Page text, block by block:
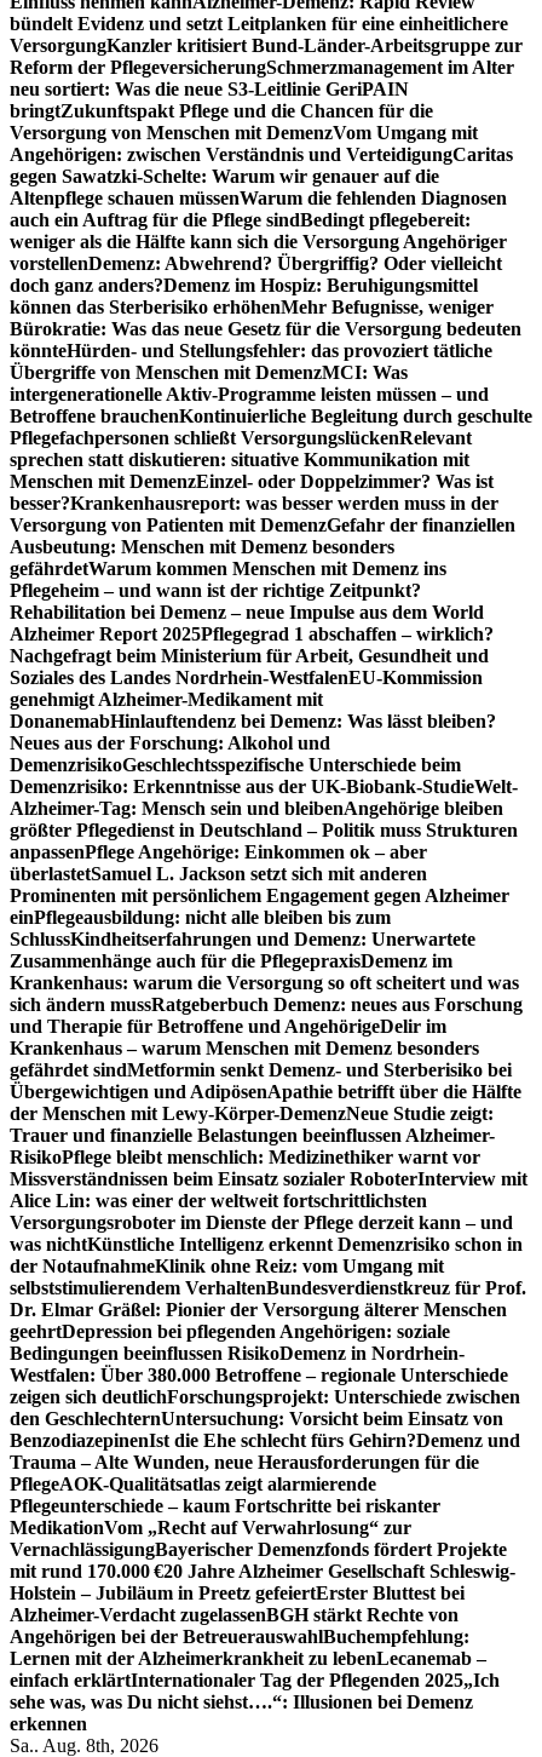
bündelt Evidenz und setzt Leitplanken für eine einheitlichere
VersorgungKanzler kritisiert Bund-Länder-Arbeitsgruppe zur
Reform der PflegeversicherungSchmerzmanagement im Alter
neu sortiert: Was die neue S3-Leitlinie GeriPAIN
bringtZukunftspakt Pflege und die Chancen für die
Versorgung von Menschen mit DemenzVom Umgang mit
Angehörigen: zwischen Verständnis und VerteidigungCaritas
gegen Sawatzki-Schelte: Warum wir genauer auf die
Altenpflege schauen müssenWarum die fehlenden Diagnosen
auch ein Auftrag für die Pflege sindBedingt pflegebereit:
weniger als die Hälfte kann sich die Versorgung Angehöriger
vorstellenDemenz: Abwehrend? Übergriffig? Oder vielleicht
doch ganz anders?Demenz im Hospiz: Beruhigungsmittel
können das Sterberisiko erhöhenMehr Befugnisse, weniger
Bürokratie: Was das neue Gesetz für die Versorgung bedeuten
könnteHürden- und Stellungsfehler: das provoziert tätliche
Übergriffe von Menschen mit DemenzMCI: Was
intergenerationelle Aktiv-Programme leisten müssen – und
Betroffene brauchenKontinuierliche Begleitung durch geschulte
Pflegefachpersonen schließt VersorgungslückenRelevant
sprechen statt diskutieren: situative Kommunikation mit
Menschen mit DemenzEinzel- oder Doppelzimmer? Was ist
besser?Krankenhausreport: was besser werden muss in der
Versorgung von Patienten mit DemenzGefahr der finanziellen
Ausbeutung: Menschen mit Demenz besonders
gefährdetWarum kommen Menschen mit Demenz ins
Pflegeheim – und wann ist der richtige Zeitpunkt?
Rehabilitation bei Demenz – neue Impulse aus dem World
Alzheimer Report 2025Pflegegrad 1 abschaffen – wirklich?
Nachgefragt beim Ministerium für Arbeit, Gesundheit und
Soziales des Landes Nordrhein-WestfalenEU-Kommission
genehmigt Alzheimer-Medikament mit
DonanemabHinlauftendenz bei Demenz: Was lässt bleiben?
Neues aus der Forschung: Alkohol und
DemenzrisikoGeschlechtsspezifische Unterschiede beim
Demenzrisiko: Erkenntnisse aus der UK-Biobank-StudieWelt-
Alzheimer-Tag: Mensch sein und bleibenAngehörige bleiben
größter Pflegedienst in Deutschland – Politik muss Strukturen
anpassenPflege Angehörige: Einkommen ok – aber
überlastetSamuel L. Jackson setzt sich mit anderen
Prominenten mit persönlichem Engagement gegen Alzheimer
einPflegeausbildung: nicht alle bleiben bis zum
SchlussKindheitserfahrungen und Demenz: Unerwartete
Zusammenhänge auch für die PflegepraxisDemenz im
Krankenhaus: warum die Versorgung so oft scheitert und was
sich ändern mussRatgeberbuch Demenz: neues aus Forschung
und Therapie für Betroffene und AngehörigeDelir im
Krankenhaus – warum Menschen mit Demenz besonders
gefährdet sindMetformin senkt Demenz- und Sterberisiko bei
Übergewichtigen und AdipösenApathie betrifft über die Hälfte
der Menschen mit Lewy-Körper-DemenzNeue Studie zeigt:
Trauer und finanzielle Belastungen beeinflussen Alzheimer-
RisikoPflege bleibt menschlich: Medizinethiker warnt vor
Missverständnissen beim Einsatz sozialer RoboterInterview mit
Alice Lin: was einer der weltweit fortschrittlichsten
Versorgungsroboter im Dienste der Pflege derzeit kann – und
was nichtKünstliche Intelligenz erkennt Demenzrisiko schon in
der NotaufnahmeKlinik ohne Reiz: vom Umgang mit
selbststimulierendem VerhaltenBundesverdienstkreuz für Prof.
Dr. Elmar Gräßel: Pionier der Versorgung älterer Menschen
geehrtDepression bei pflegenden Angehörigen: soziale
Bedingungen beeinflussen RisikoDemenz in Nordrhein-
Westfalen: Über 380.000 Betroffene – regionale Unterschiede
zeigen sich deutlichForschungsprojekt: Unterschiede zwischen
den GeschlechternUntersuchung: Vorsicht beim Einsatz von
BenzodiazepinenIst die Ehe schlecht fürs Gehirn?Demenz und
Trauma – Alte Wunden, neue Herausforderungen für die
PflegeAOK-Qualitätsatlas zeigt alarmierende
Pflegeunterschiede – kaum Fortschritte bei riskanter
MedikationVom „Recht auf Verwahrlosung“ zur
VernachlässigungBayerischer Demenzfonds fördert Projekte
mit rund 170.000 €20 Jahre Alzheimer Gesellschaft Schleswig-
Holstein – Jubiläum in Preetz gefeiertErster Bluttest bei
Alzheimer-Verdacht zugelassenBGH stärkt Rechte von
Angehörigen bei der BetreuerauswahlBuchempfehlung:
Lernen mit der Alzheimerkrankheit zu lebenLecanemab –
einfach erklärtInternationaler Tag der Pflegenden 2025„Ich
sehe was, was Du nicht siehst….“: Illusionen bei Demenz
erkennen
Sa.. Aug. 8th, 2026